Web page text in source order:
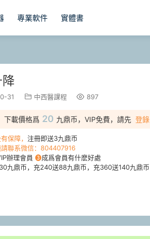
專業軟件 實體書
31 中西醫課程 897
下載價格爲 20 九鼎币，VIP免費，請先 登錄
保障， 注冊即送3九鼎币
聯系微信：804407916
辦理會員 ❸成爲會員有什麽好處
九鼎币，充240送88九鼎币，充360送140九鼎币